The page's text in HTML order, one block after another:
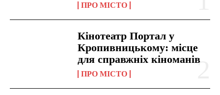
ПРО МІСТО
Кінотеатр Портал у
Кропивницькому: місце
для справжніх кіноманів
ПРО МІСТО